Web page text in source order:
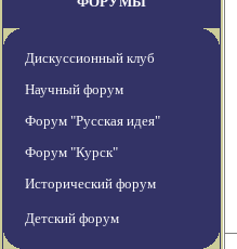
Дискуссионный клуб
Научный форум
Форум "Русская идея"
Форум "Курск"
Исторический форум
Детский форум